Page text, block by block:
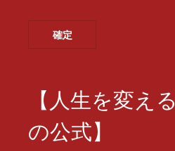
【人生を変え
の公式】